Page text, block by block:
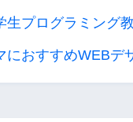
プログラミング
おすすめWEBデ